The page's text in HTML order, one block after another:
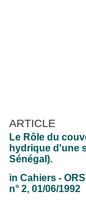
ARTICLE
Le Rôle du
hydrique d'une
Sénégal).
in Cahiers -
n° 2, 01/06/1992